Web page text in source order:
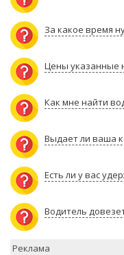
За какое время
Цены указанные
Как мне найти
Выдает ли ваша
Есть ли у вас
Водитель
Реклама